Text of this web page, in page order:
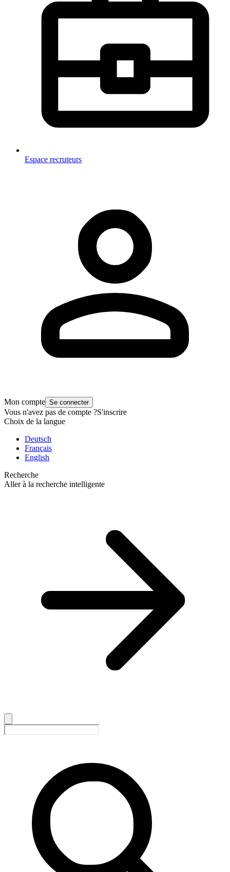
Espace recruteurs
Mon compte Se connecter
Vous n'avez pas de compte ?S'inscrire
Choix de la langue
Deutsch
Français
English
Recherche
Aller à la recherche intelligente